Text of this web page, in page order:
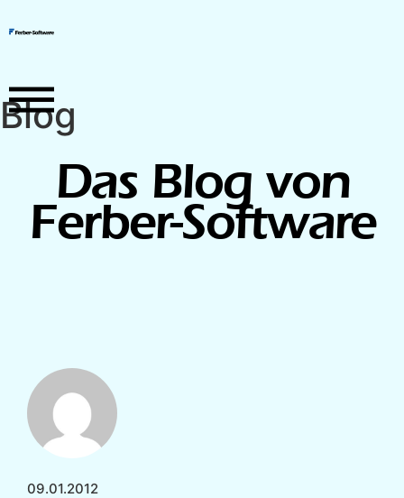
Blog
Das Blog von
Ferber-Software
09.01.2012